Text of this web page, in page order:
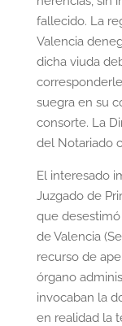
fallecido. La
Valencia
dicha viuda
suegra en su
consorte. La
del Notariado
El interesado
Juzgado de
que
de Valencia
recurso de
órgano
invocaban la
en realidad la